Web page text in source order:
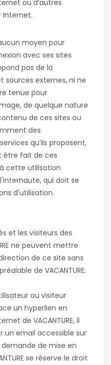
ou d’autres
Internet.
moyen pour
avec ses sites
pas de la
sources externes, ni ne
tenue pour
de quelque nature
de ces sites ou
des
qu’ils proposent,
être fait de ces
cette utilisation
qui doit se
d'utilisation.
et les visiteurs des
ne peuvent mettre
de ce site sans
de VACANTURE.
ou visiteur
un hyperlien en
de VACANTURE, il
un email accessible sur
de mise en
se réserve le droit